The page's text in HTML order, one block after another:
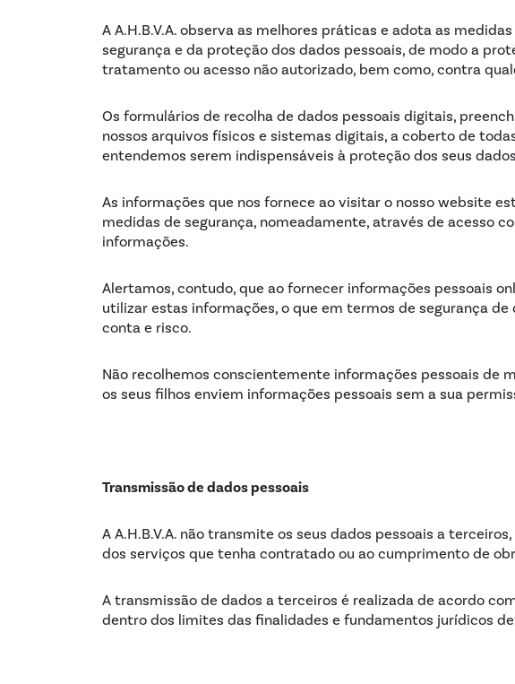
A A.H.B.V.A. observa as melhores práticas e adota as
segurança e da proteção dos dados pessoais, de modo a
tratamento ou acesso não autorizado, bem como, contra
Os formulários de recolha de dados pessoais digitais,
nossos arquivos físicos e sistemas digitais, a coberto de
entendemos serem indispensáveis à proteção dos seus
As informações que nos fornece ao visitar o nosso website
medidas de segurança, nomeadamente, através de acesso
informações.
Alertamos, contudo, que ao fornecer informações pessoais
utilizar estas informações, o que em termos de segurança
conta e risco.
Não recolhemos conscientemente informações pessoais de
os seus filhos enviem informações pessoais sem a sua
Transmissão de dados pessoais
A A.H.B.V.A. não transmite os seus dados pessoais a
dos serviços que tenha contratado ou ao cumprimento de
A transmissão de dados a terceiros é realizada de acordo
dentro dos limites das finalidades e fundamentos jurídicos